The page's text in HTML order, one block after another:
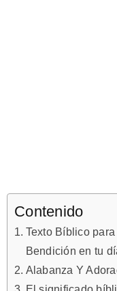
Contenido
Texto Bíblico
Bendición en tu
Alabanza Y